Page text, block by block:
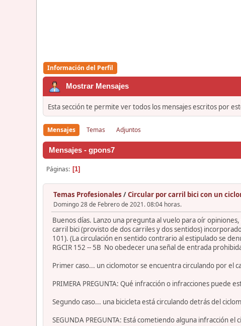
Información del Perfil
Mostrar Mensajes
Esta sección te permite ver todos los mensajes escritos por
Mensajes Temas Adjuntos
Mensajes - gpons7
Páginas 1
Temas Profesionales /Circular por carril bici con un
Domingo 28 de Febrero de 2021. 08:04 horas.
Buenos días. Lanzo una pregunta al vuelo para oír
carril bici (provisto de dos carriles y dos sentidos)
101). (La circulación en sentido contrario al estipulado se
RGCIR 152 -- 5B No obedecer una señal de entrada
Primer caso... un ciclomotor se encuentra circulando por el
PRIMERA PREGUNTA: Qué infracción o infracciones
Segundo caso... una bicicleta está circulando detrás del
SEGUNDA PREGUNTA: Está cometiendo alguna infracción